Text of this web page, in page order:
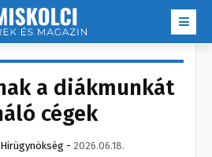
a diákmunkát
cégek
- 2026.06.18.